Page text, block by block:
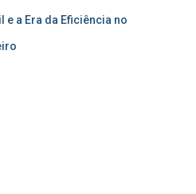
e a Era da Eficiência no